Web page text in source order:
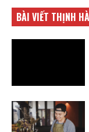
BÀI VIẾT THỊNH